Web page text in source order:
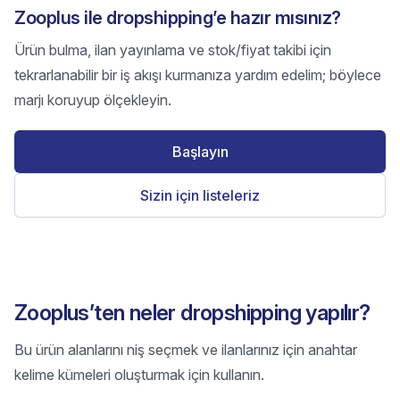
Zooplus ile dropshipping’e hazır mısınız?
Ürün bulma, ilan yayınlama ve stok/fiyat takibi için
tekrarlanabilir bir iş akışı kurmanıza yardım edelim; böylece
marjı koruyup ölçekleyin.
Başlayın
Sizin için listeleriz
Zooplus’ten neler dropshipping yapılır?
Bu ürün alanlarını niş seçmek ve ilanlarınız için anahtar
kelime kümeleri oluşturmak için kullanın.